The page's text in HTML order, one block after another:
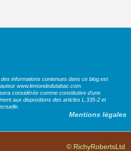
informations contenues dans ce blog est
www.lemondedutabac.com.
considérée comme constitutive d’une
aux dispositions des articles L.335-2 et
Mentions légales
© RichyRobertsLtd